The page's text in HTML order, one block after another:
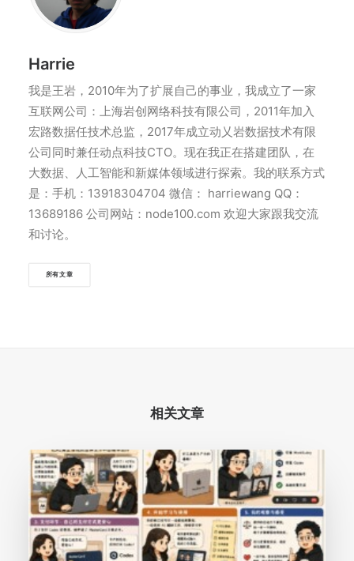
Harrie
我是王岩，2010年为了扩展自己的事业，我成立了一家
互联网公司：上海岩创网络科技有限公司，2011年加入
宏路数据任技术总监，2017年成立动乂岩数据技术有限
公司同时兼任动点科技CTO。现在我正在搭建团队，在
大数据、人工智能和新媒体领域进行探索。我的联系方式
是：手机：13918304704 微信： harriewang QQ：
13689186 公司网站：node100.com 欢迎大家跟我交流
和讨论。
所有文章
相关文章